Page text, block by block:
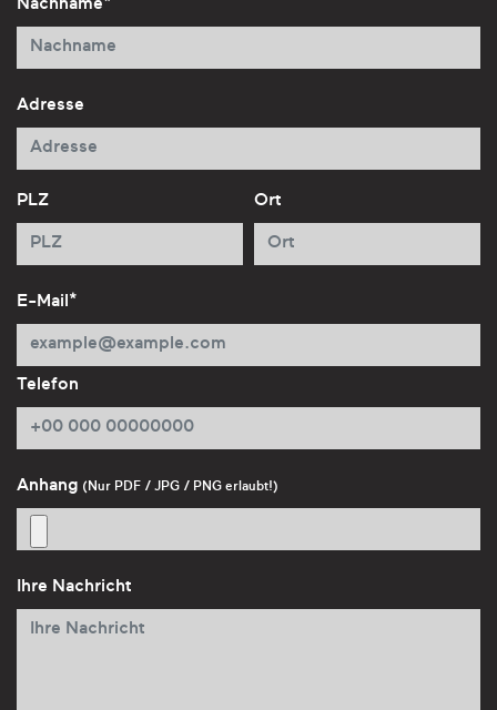
Nachname*
Adresse
PLZ Ort
E-Mail*
Telefon
Anhang (Nur PDF / JPG / PNG erlaubt!)
Ihre Nachricht